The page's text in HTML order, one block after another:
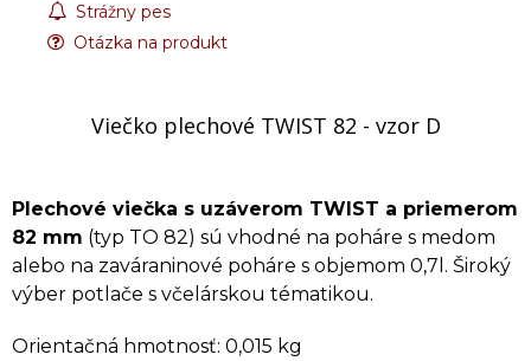
Strážny pes
Otázka na produkt
Viečko plechové TWIST 82 - vzor D
Plechové viečka s uzáverom TWIST a priemerom
82 mm (typ TO 82) sú vhodné na poháre s medom
alebo na zaváraninové poháre s objemom 0,7l. Široký
výber potlače s včelárskou tématikou.
Orientačná hmotnosť: 0,015 kg